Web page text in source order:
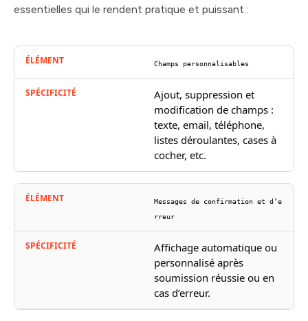
essentielles qui le rendent pratique et puissant :
Champs personnalisables
Ajout, suppression et
modification de champs :
texte, email, téléphone,
listes déroulantes, cases à
cocher, etc.
Messages de confirmation et d’e
rreur
Affichage automatique ou
personnalisé après
soumission réussie ou en
cas d’erreur.